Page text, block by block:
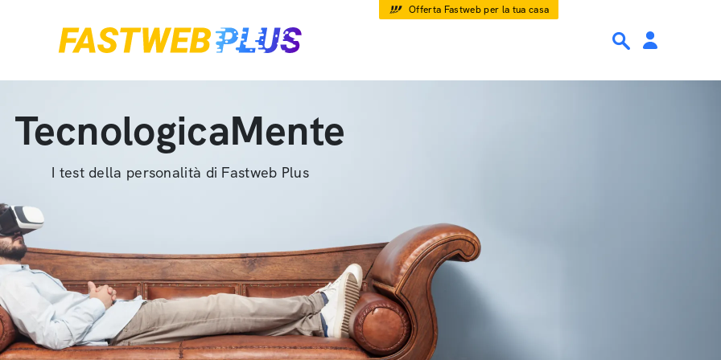
Offerta Fastweb per la tua casa
TecnologicaMente
I test della personalità di Fastweb Plus